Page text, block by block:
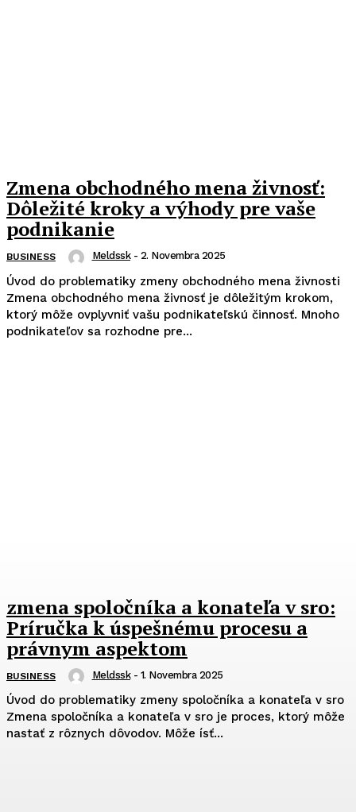
Zmena obchodného mena živnosť:
Dôležité kroky a výhody pre vaše
podnikanie
BUSINESS Meldssk - 2. Novembra 2025
Úvod do problematiky zmeny obchodného mena živnosti
Zmena obchodného mena živnosť je dôležitým krokom,
ktorý môže ovplyvniť vašu podnikateľskú činnosť. Mnoho
podnikateľov sa rozhodne pre...
zmena spoločníka a konateľa v sro:
Príručka k úspešnému procesu a
právnym aspektom
BUSINESS Meldssk - 1. Novembra 2025
Úvod do problematiky zmeny spoločníka a konateľa v sro
Zmena spoločníka a konateľa v sro je proces, ktorý môže
nastať z rôznych dôvodov. Môže ísť...